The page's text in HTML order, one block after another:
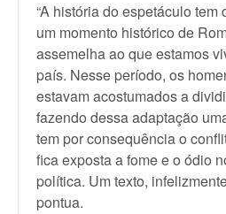
“A história do espetáculo tem
um momento histórico de
assemelha ao que estamos
país. Nesse período, os
estavam acostumados a
fazendo dessa adaptação
tem por consequência o
fica exposta a fome e o ódio
política. Um texto,
pontua.